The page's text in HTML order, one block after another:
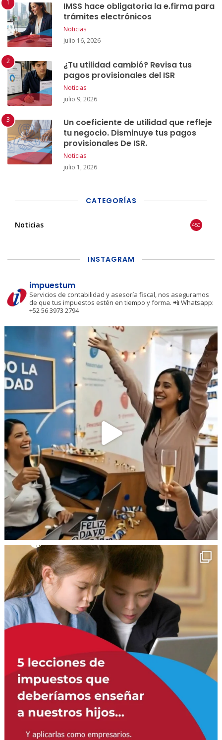
IMSS hace obligatoria la e.firma para
trámites electrónicos
Noticias
julio 16, 2026
¿Tu utilidad cambió? Revisa tus
pagos provisionales del ISR
Noticias
julio 9, 2026
Un coeficiente de utilidad que refleje
tu negocio. Disminuye tus pagos
provisionales De ISR.
Noticias
julio 1, 2026
CATEGORÍAS
Noticias 450
INSTAGRAM
impuestum
Servicios de contabilidad y asesoría fiscal, nos aseguramos
de que tus impuestos estén en tiempo y forma. 📲 Whatsapp:
+52 56 3973 2794